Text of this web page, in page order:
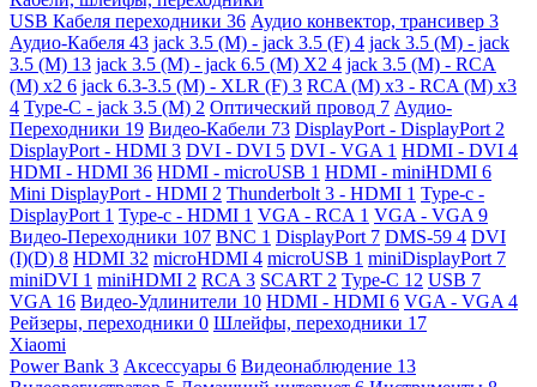
USB Кабеля переходники 36 Аудио конвектор, трансивер 3
Аудио-Кабеля 43 jack 3.5 (M) - jack 3.5 (F) 4 jack 3.5 (M) - jack
3.5 (M) 13 jack 3.5 (M) - jack 6.5 (M) X2 4 jack 3.5 (M) - RCA
(M) x2 6 jack 6.3-3.5 (M) - XLR (F) 3 RCA (M) x3 - RCA (M) x3
4 Type-C - jack 3.5 (M) 2 Оптический провод 7 Аудио-
Переходники 19 Видео-Кабели 73 DisplayPort - DisplayPort 2
DisplayPort - HDMI 3 DVI - DVI 5 DVI - VGA 1 HDMI - DVI 4
HDMI - HDMI 36 HDMI - microUSB 1 HDMI - miniHDMI 6
Mini DisplayPort - HDMI 2 Thunderbolt 3 - HDMI 1 Type-c -
DisplayPort 1 Type-c - HDMI 1 VGA - RCA 1 VGA - VGA 9
Видео-Переходники 107 BNC 1 DisplayPort 7 DMS-59 4 DVI
(I)(D) 8 HDMI 32 microHDMI 4 microUSB 1 miniDisplayPort 7
miniDVI 1 miniHDMI 2 RCA 3 SCART 2 Type-C 12 USB 7
VGA 16 Видео-Удлинители 10 HDMI - HDMI 6 VGA - VGA 4
Рейзеры, переходники 0 Шлейфы, переходники 17
Xiaomi
Power Bank 3 Аксессуары 6 Видеонаблюдение 13